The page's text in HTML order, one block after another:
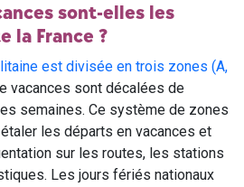
sont-elles les
la France ?
est divisée en trois zones (A,
vacances sont décalées de
semaines. Ce système de zones
les départs en vacances et
sur les routes, les stations
Les jours fériés nationaux